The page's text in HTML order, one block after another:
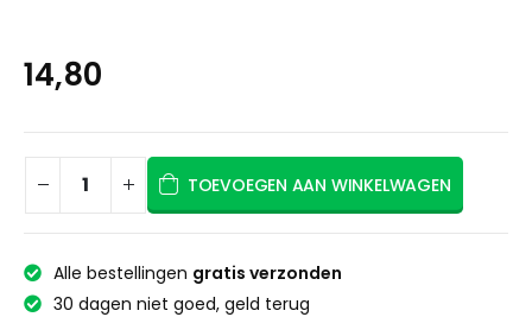
14,80
TOEVOEGEN AAN WINKELWAGEN
Alle bestellingen gratis verzonden
30 dagen niet goed, geld terug